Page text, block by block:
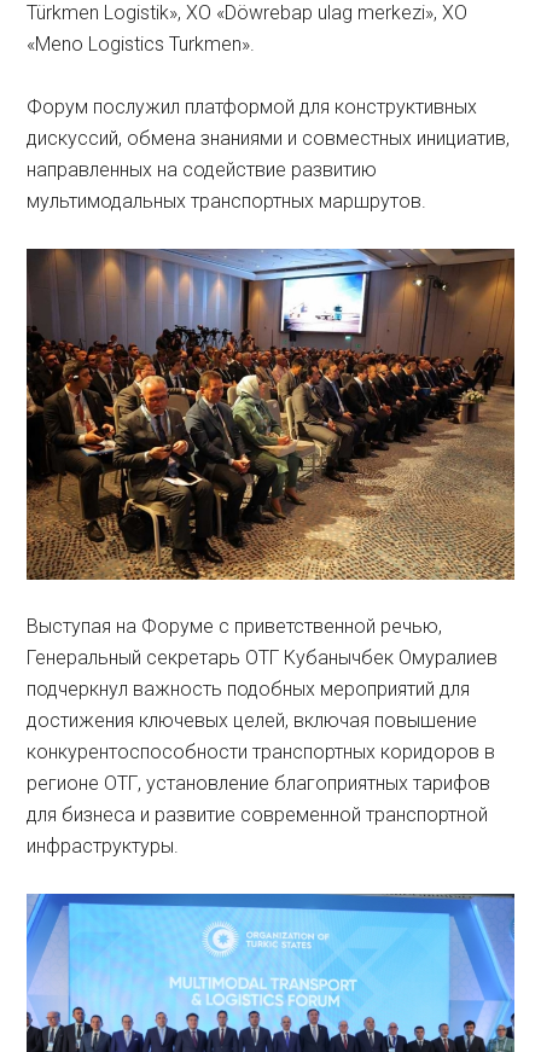
Türkmen Logistik», ХО «Döwrebap ulag merkezi», ХО
«Meno Logistics Turkmen».
Форум послужил платформой для конструктивных
дискуссий, обмена знаниями и совместных инициатив,
направленных на содействие развитию
мультимодальных транспортных маршрутов.
Выступая на Форуме с приветственной речью,
Генеральный секретарь ОТГ Кубанычбек Омуралиев
подчеркнул важность подобных мероприятий для
достижения ключевых целей, включая повышение
конкурентоспособности транспортных коридоров в
регионе ОТГ, установление благоприятных тарифов
для бизнеса и развитие современной транспортной
инфраструктуры.